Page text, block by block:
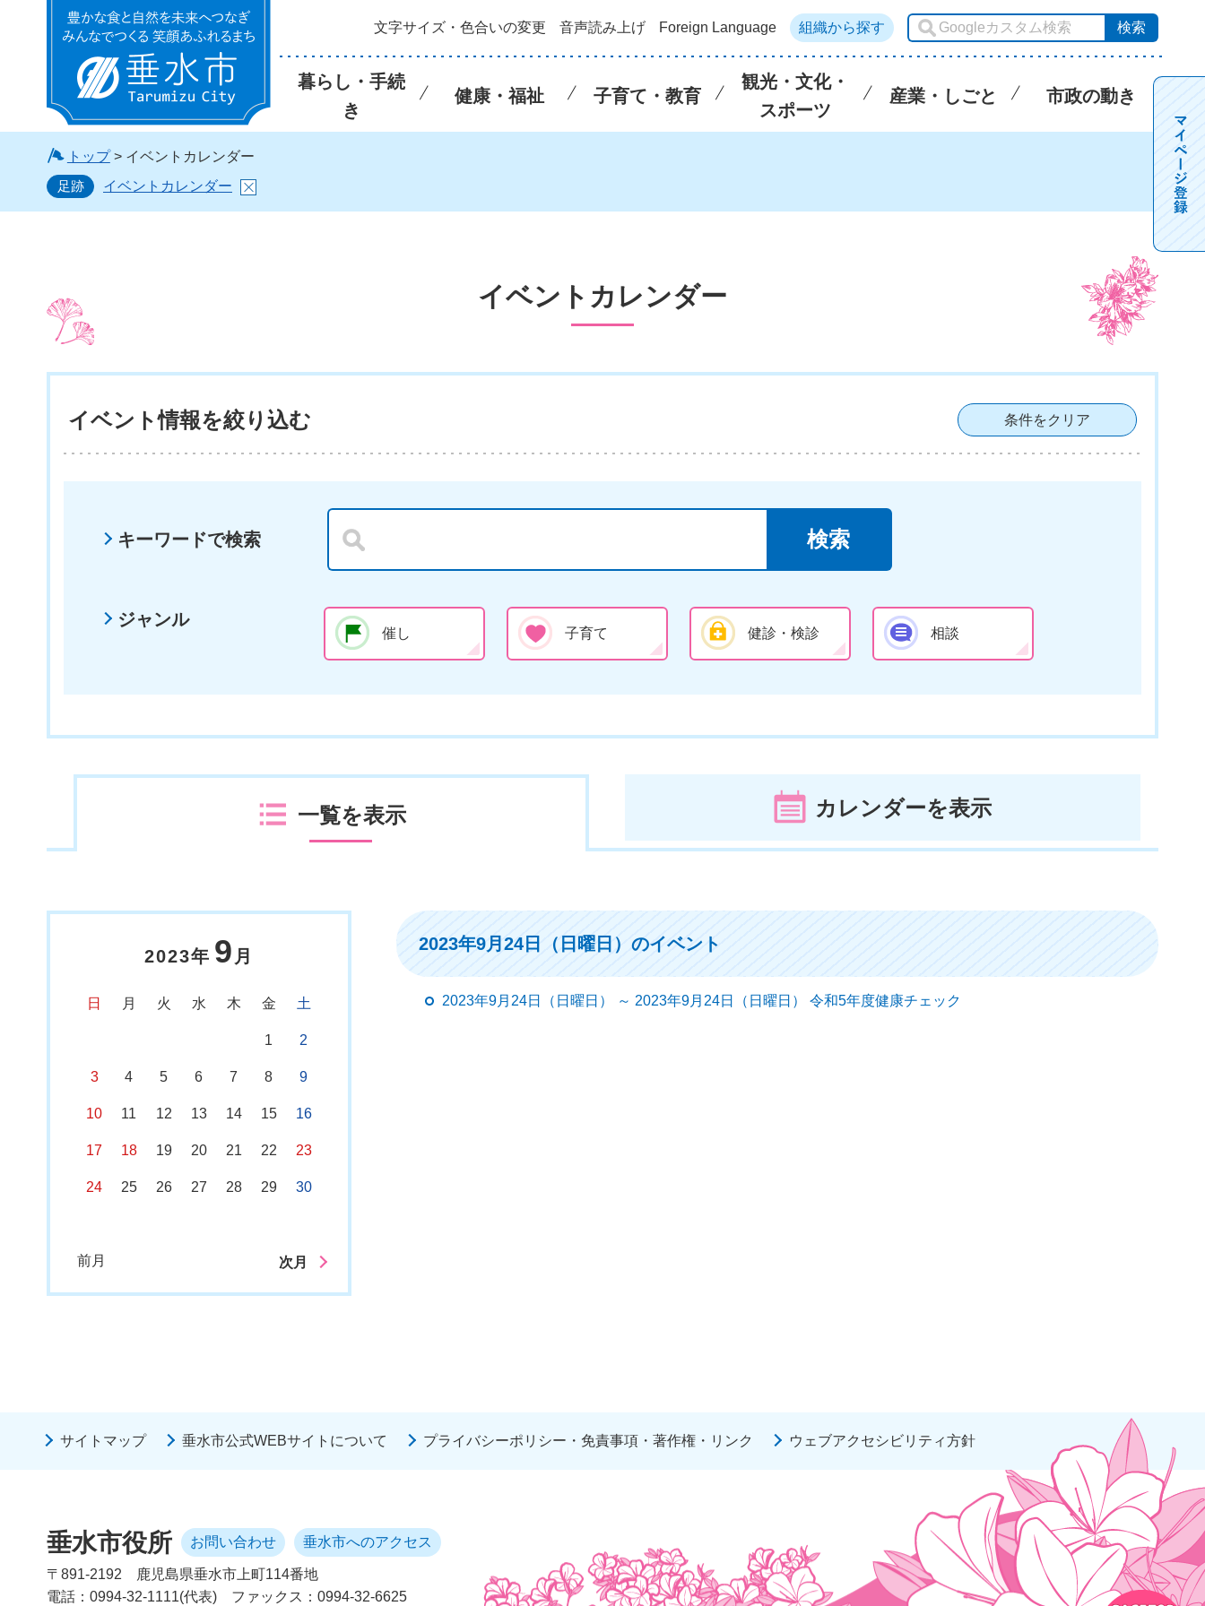
垂水市 文字サイズ・色合いの変更 音声読み上げ Foreign Language 組織から探す
暮らし・手続
き
健康・福祉 子育て・教育
観光・文化・
スポーツ
産業・しごと 市政の動き
トップ> イベントカレンダー
足跡
イベントカレンダー
イベントカレンダー
イベント情報を絞り込む 条件をクリア
キーワードで検索
ジャンル
催し 子育て 健診・検診 相談
一覧を表示 カレンダーを表示
2023年 9 月
日 月 火 水 木 金 土
1 2
3 4 5 6 7 8 9
10 11 12 13 14 15 16
17 18 19 20 21 22 23
24 25 26 27 28 29 30
前月 次月
2023年9月24日（日曜日）のイベント
2023年9月24日（日曜日） ～ 2023年9月24日（日曜日） 令和5年度健康チェック
サイトマップ 垂水市公式WEBサイトについて プライバシーポリシー・免責事項・著作権・リンク ウェブアクセシビリティ方針
垂水市役所 お問い合わせ 垂水市へのアクセス
〒891-2192
鹿児島県垂水市上町114番地
電話：0994-32-1111(代表)
ファックス：0994-32-6625